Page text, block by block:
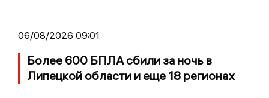
06/08/2026 09:01
Более 600 БПЛА сбили за ночь в
Липецкой области и еще 18 регионах